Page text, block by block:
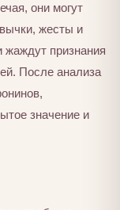
они могут
жесты и
признания
После анализа
значение и